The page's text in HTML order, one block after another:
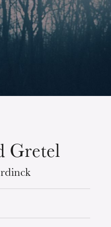
Aug. 2026
Gretel